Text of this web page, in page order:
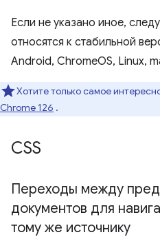
Если не указано иное,
относятся к стабильной
Android, ChromeOS, Linux,
Хотите только самое
Chrome 126 .
CSS
Переходы между
документов для
тому же источнику